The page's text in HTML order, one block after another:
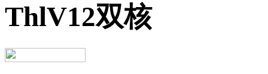
ThlV12双核